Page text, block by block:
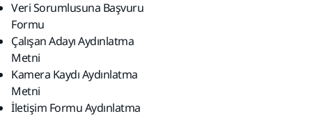
Veri Sorumlusuna Başvuru
Formu
Çalışan Adayı Aydınlatma
Metni
Kamera Kaydı Aydınlatma
Metni
İletişim Formu Aydınlatma